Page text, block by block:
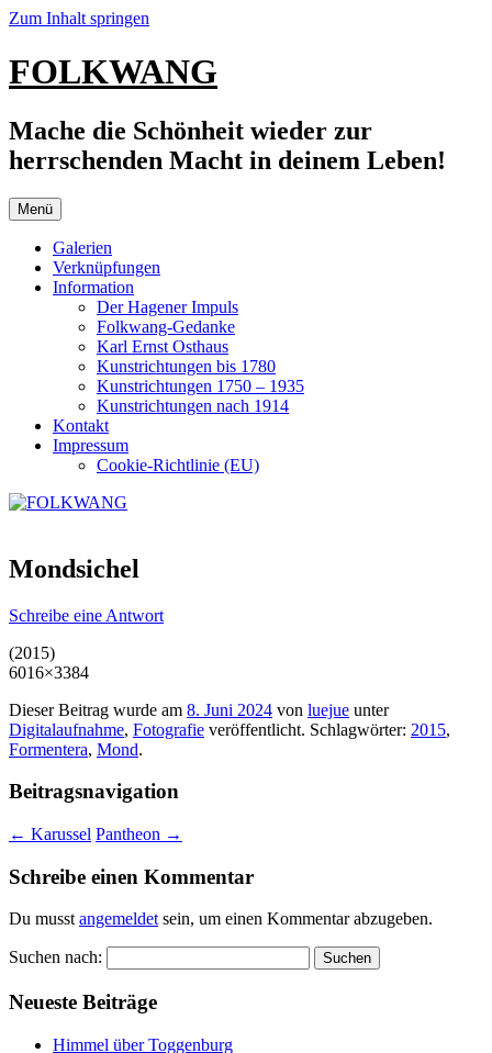
Zum Inhalt springen
FOLKWANG
Mache die Schönheit wieder zur
herrschenden Macht in deinem Leben!
Menü
Galerien
Verknüpfungen
Information
Der Hagener Impuls
Folkwang-Gedanke
Karl Ernst Osthaus
Kunstrichtungen bis 1780
Kunstrichtungen 1750 – 1935
Kunstrichtungen nach 1914
Kontakt
Impressum
Cookie-Richtlinie (EU)
Mondsichel
Schreibe eine Antwort
(2015)
6016×3384
Dieser Beitrag wurde am 8. Juni 2024 von luejue unter
Digitalaufnahme, Fotografie veröffentlicht. Schlagwörter: 2015,
Formentera, Mond.
Beitragsnavigation
← Karussel Pantheon →
Schreibe einen Kommentar
Du musstangemeldetsein, um einen Kommentar abzugeben.
Suchen nach:
Neueste Beiträge
Himmel über Toggenburg